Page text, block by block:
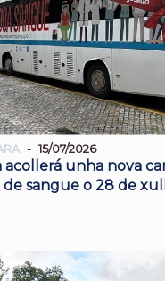
15/07/2026
acollerá unha nova
de sangue o 28 de